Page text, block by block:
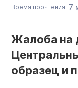
Время прочтения 7
Жалоба на
образец и